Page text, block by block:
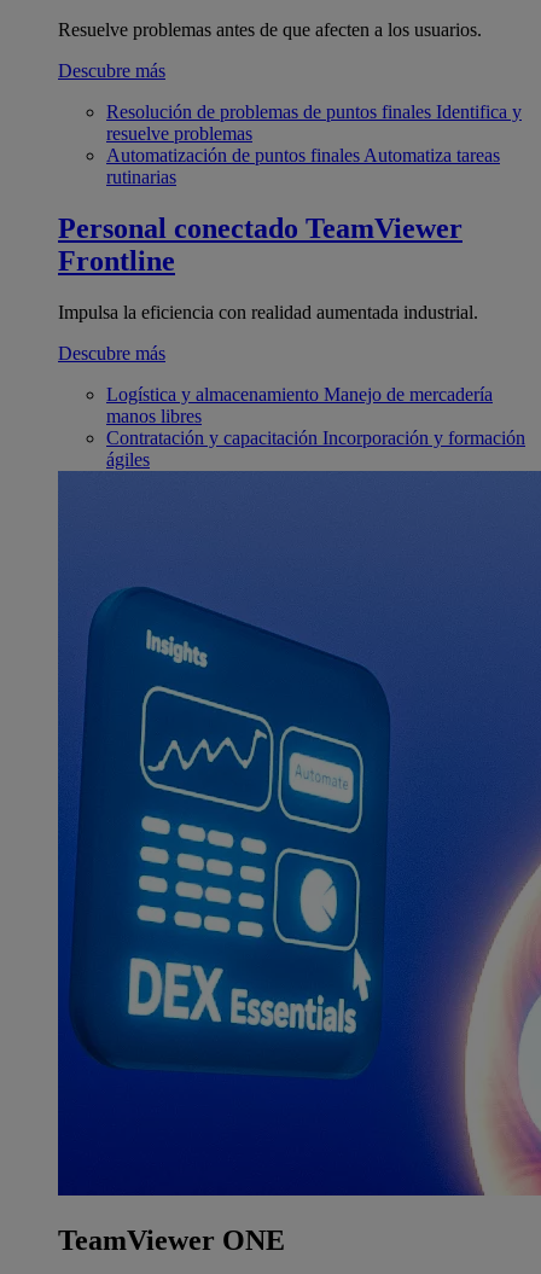
Resuelve problemas antes de que afecten a los usuarios.
Descubre más
Resolución de problemas de puntos finales Identifica y
resuelve problemas
Automatización de puntos finales Automatiza tareas
rutinarias
Personal conectado TeamViewer
Frontline
Impulsa la eficiencia con realidad aumentada industrial.
Descubre más
Logística y almacenamiento Manejo de mercadería
manos libres
Contratación y capacitación Incorporación y formación
ágiles
TeamViewer ONE